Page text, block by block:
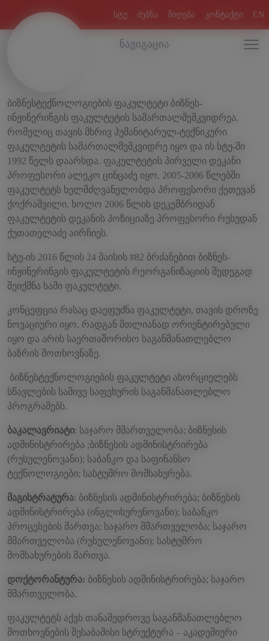
სტუ ძებნა მიღება კონტაქტი EN
ნავიგაცია
ბიზნესტექნოლოგიების ფაკულტეტი ბიზნეს-
ინჟინერინგის ფაკულტეტის სამართალმემკვიდრეა,
რომელიც თავის მხრივ ჰუმანიტარულ-ტექნიკური
ფაკულტეტის სამართალმემკვიდრე იყო და ის სტუ-ში
1992 წელს დაარსდა. ფაკულტეტის პირველი დეკანი
პროფესორი ალეკო ცინცაძე იყო, 2005-2006 წლებში
ფაკულტეტს ხელმძღვანელობდა პროფესორი ქეთევან
ქოქრაშვილი, ხოლო 2006 წლის დეკემბრიდან
ფაკულტეტის დეკანის პოზიციაზე პროფესორი რუსუდან
ქუთათელაძე აირჩიეს.
სტუ-ის 2016 წლის 24 მაისის #82 ბრძანებით ბიზნეს-
ინჟინერინგის ფაკულტეტის რეორგანიზაციის შედეგად
შეიქმნა სამი ფაკულტეტი.
კონცეფცია რასაც დაეფუძნა ფაკულტეტი, თავის დროზე
ნოვაციური იყო, რადგან მთლიანად ორიენტირებული
იყო და არის საერთაშორისო საგანმანათლებლო
ბაზრის მოთხოვნაზე.
ბიზნესტექნოლოგიების ფაკულტეტი ახორციელებს
სწავლების სამივე საფეხურის საგანმანათლებლო
პროგრამებს.
ბაკალავრიატი: საჯარო მმართველობა; ბიზნესის
ადმინისტრირება ;ბიზნესის ადმინისტრირება
(რუსულენოვანი); საბანკო და საფინანსო
ტექნოლოგიები; სასტუმრო მომსახურება.
მაგისტრატურა: ბიზნესის ადმინისტრირება; ბიზნესის
ადმინისტრირება (ინგლისურენოვანი); საბანკო
პროცესების მართვა; საჯარო მმართველობა; საჯარო
მმართველობა (რუსულენოვანი); სასტუმრო
მომსახურების მართვა.
დოქტორანტურა: ბიზნესის ადმინისტრირება; საჯარო
მმართველობა.
ფაკულტეტს აქვს თანამედროვე საგანმანათლებლო
მოთხოვნების შესაბამისი სტრუქტურა – აკადემიური